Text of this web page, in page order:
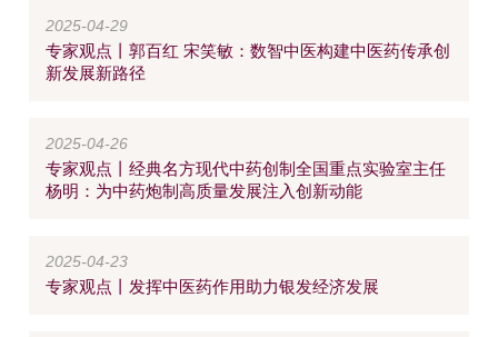
2025-04-29
专家观点丨郭百红 宋笑敏：数智中医构建中医药传承创
新发展新路径
2025-04-26
专家观点丨经典名方现代中药创制全国重点实验室主任
杨明：为中药炮制高质量发展注入创新动能
2025-04-23
专家观点丨发挥中医药作用助力银发经济发展